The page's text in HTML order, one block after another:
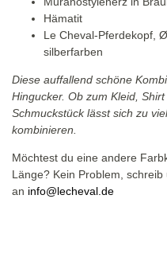
Hämatit
Le Cheval-Pferdekopf,
silberfarben
Diese auffallend schöne
Hingucker. Ob zum Kleid,
Schmuckstück lässt sich zu
kombinieren.
Möchtest du eine andere
Länge? Kein Problem,
an info@lecheval.de